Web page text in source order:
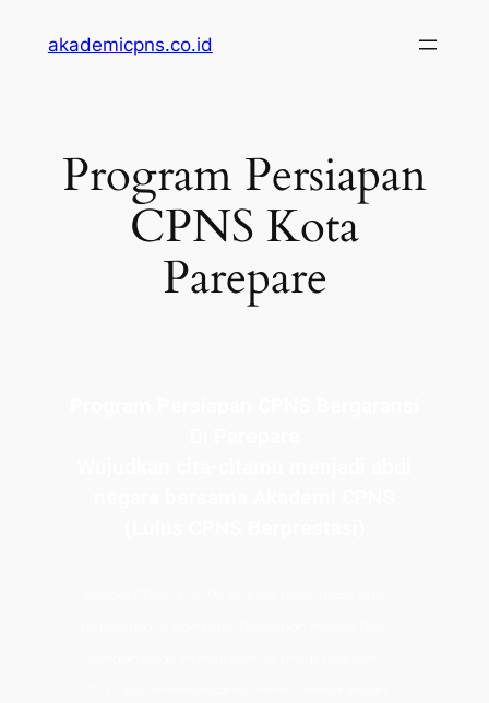
akademicpns.co.id
Program Persiapan
CPNS Kota
Parepare